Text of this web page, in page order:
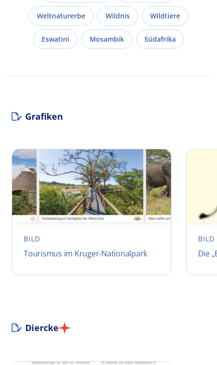
Weltnaturerbe Wildnis Wildtiere
Eswatini Mosambik Südafrika
Grafiken
BILD
Tourismus im Kruger-Nationalpark
BILD
Die
Diercke